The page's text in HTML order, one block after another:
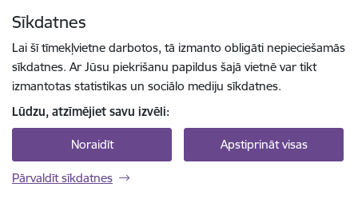
Sīkdatnes
Lai šī tīmekļvietne darbotos, tā izmanto obligāti nepieciešamās
sīkdatnes. Ar Jūsu piekrišanu papildus šajā vietnē var tikt
izmantotas statistikas un sociālo mediju sīkdatnes.
Lūdzu, atzīmējiet savu izvēli:
Noraidīt Apstiprināt visas
Pārvaldīt sīkdatnes
1 / 28